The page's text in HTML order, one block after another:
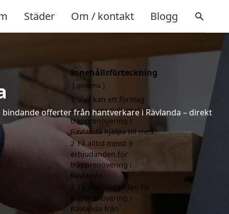
Städer Om / kontakt Blogg
offerter från hantverkare i Rävlanda – direkt
Innehållsförteckning
gömma
1 Vad kan ett företag
som är specialiserat på
trapprenovering i
Rävlanda hjälpa till med?
2 Få alltid minst 3
erbjudanden för
trapprenovering i
Rävlanda
3 Få 3 erbjudanden för
trapprenovering i
Rävlanda från